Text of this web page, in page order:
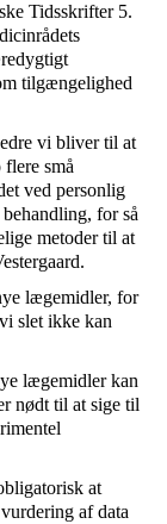
Tidsskrifter 5.
tilgængelighed
vi bliver til at
små
ved personlig
for så
metoder til at
lægemidler, for
slet ikke kan
lægemidler kan
nødt til at sige til
at
af data